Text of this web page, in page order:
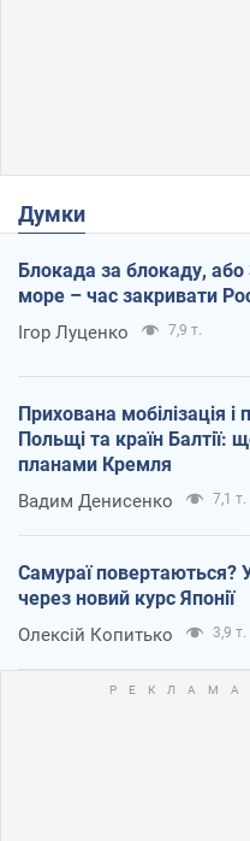
Думки
Блокада за блокаду,
море – час закривати
Ігор Луценко 7,9 т.
Прихована мобілізація і
Польщі та країн Балтії:
планами Кремля
Вадим Денисенко 7,1 т.
Самураї повертаються?
через новий курс Японії
Олексій Копитько 3,9 т.